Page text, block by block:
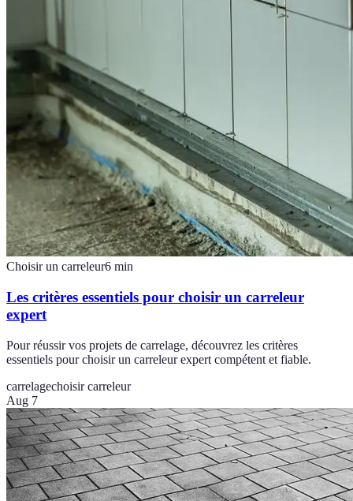
Choisir un carreleur6 min
Les critères essentiels pour choisir un carreleur
expert
Pour réussir vos projets de carrelage, découvrez les critères
essentiels pour choisir un carreleur expert compétent et fiable.
carrelagechoisir carreleur
Aug 7